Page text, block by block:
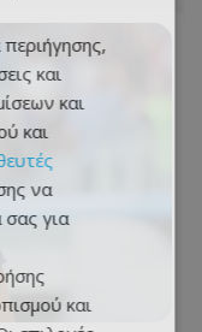
και
και
και
να
σας για
και